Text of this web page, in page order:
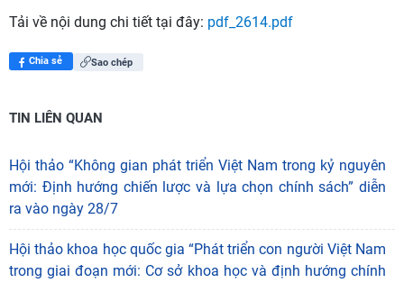
Tải về nội dung chi tiết tại đây: pdf_2614.pdf
Chia sẻ Sao chép
TIN LIÊN QUAN
Hội thảo “Không gian phát triển Việt Nam trong kỷ nguyên
mới: Định hướng chiến lược và lựa chọn chính sách” diễn
ra vào ngày 28/7
Hội thảo khoa học quốc gia “Phát triển con người Việt Nam
trong giai đoạn mới: Cơ sở khoa học và định hướng chính